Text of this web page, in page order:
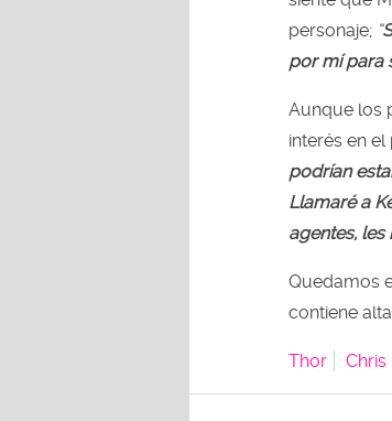
personaje; “
por mí para
Aunque los
interés en
podrían
Llamaré a
agentes, les
Quedamos
contiene
Thor